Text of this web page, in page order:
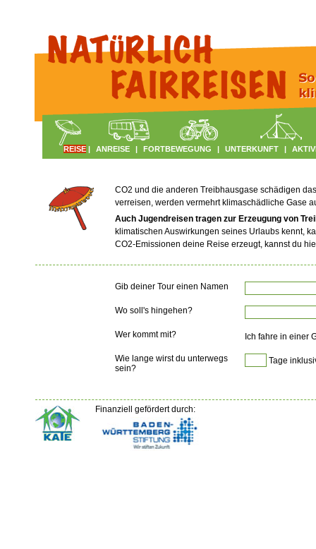
REISE | ANREISE | FORTBEWEGUNG | UNTERKUNFT |
CO2 und die anderen Treibhausgase schädigen
verreisen, werden vermehrt klimaschädliche Gase
Auch Jugendreisen tragen zur Erzeugung von
klimatischen Auswirkungen seines Urlaubs kennt,
CO2-Emissionen deine Reise erzeugt, kannst du
Gib deiner Tour einen Namen
Wo soll's hingehen?
Wer kommt mit? Ich fahre in einer
Wie lange wirst du unterwegs
sein?
Tage
Finanziell gefördert durch: